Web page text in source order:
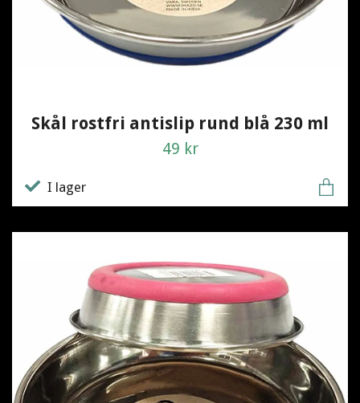
Skål rostfri antislip rund blå 230 ml
49 kr
I lager